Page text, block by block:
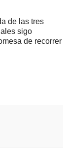
de las tres
sigo
de recorrer